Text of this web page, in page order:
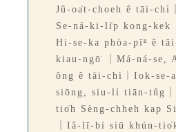
Jû-oa̍t-choeh ê tāi-chì
Se-ná-ki-li̍p kong-kek
Hi-se-ka phòa-pīⁿ ê
kiau-ngō͘ ｜Má-ná-se,
ông ê tāi-chì｜Iok-se-
siōng, siu-lí tiān-tn̂g
tio̍h Sèng-chheh kap
｜Iâ-lī-bí siū khún-